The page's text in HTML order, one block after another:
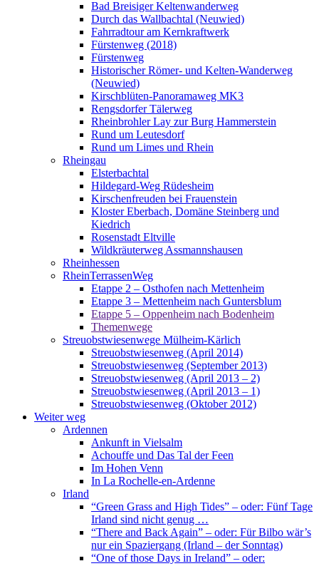
Bad Breisiger Keltenwanderweg
Durch das Wallbachtal (Neuwied)
Fahrradtour am Kernkraftwerk
Fürstenweg (2018)
Fürstenweg
Historischer Römer- und Kelten-Wanderweg
(Neuwied)
Kirschblüten-Panoramaweg MK3
Rengsdorfer Tälerweg
Rheinbrohler Lay zur Burg Hammerstein
Rund um Leutesdorf
Rund um Limes und Rhein
Rheingau
Elsterbachtal
Hildegard-Weg Rüdesheim
Kirschenfreuden bei Frauenstein
Kloster Eberbach, Domäne Steinberg und
Kiedrich
Rosenstadt Eltville
Wildkräuterweg Assmannshausen
Rheinhessen
RheinTerrassenWeg
Etappe 2 – Osthofen nach Mettenheim
Etappe 3 – Mettenheim nach Guntersblum
Etappe 5 – Oppenheim nach Bodenheim
Themenwege
Streuobstwiesenwege Mülheim-Kärlich
Streuobstwiesenweg (April 2014)
Streuobstwiesenweg (September 2013)
Streuobstwiesenweg (April 2013 – 2)
Streuobstwiesenweg (April 2013 – 1)
Streuobstwiesenweg (Oktober 2012)
Weiter weg
Ardennen
Ankunft in Vielsalm
Achouffe und Das Tal der Feen
Im Hohen Venn
In La Rochelle-en-Ardenne
Irland
“Green Grass and High Tides” – oder: Fünf Tage
Irland sind nicht genug …
“There and Back Again” – oder: Für Bilbo wär’s
nur ein Spaziergang (Irland – der Sonntag)
“One of those Days in Ireland” – oder: